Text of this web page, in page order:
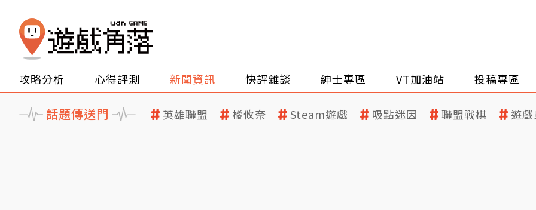
攻略分析 心得評測 新聞資訊 快評雜談 紳士專區 VT加油站 投稿專區
話題傳送門 英雄聯盟 橘攸奈 Steam遊戲 吸點迷因 聯盟戰棋 遊